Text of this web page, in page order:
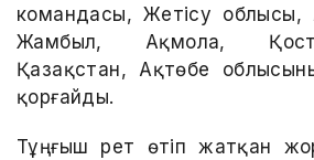
командасы, Жетісу облысы,
Жамбыл, Ақмола,
Қазақстан, Ақтөбе
қорғайды.
Тұңғыш рет өтіп жатқан